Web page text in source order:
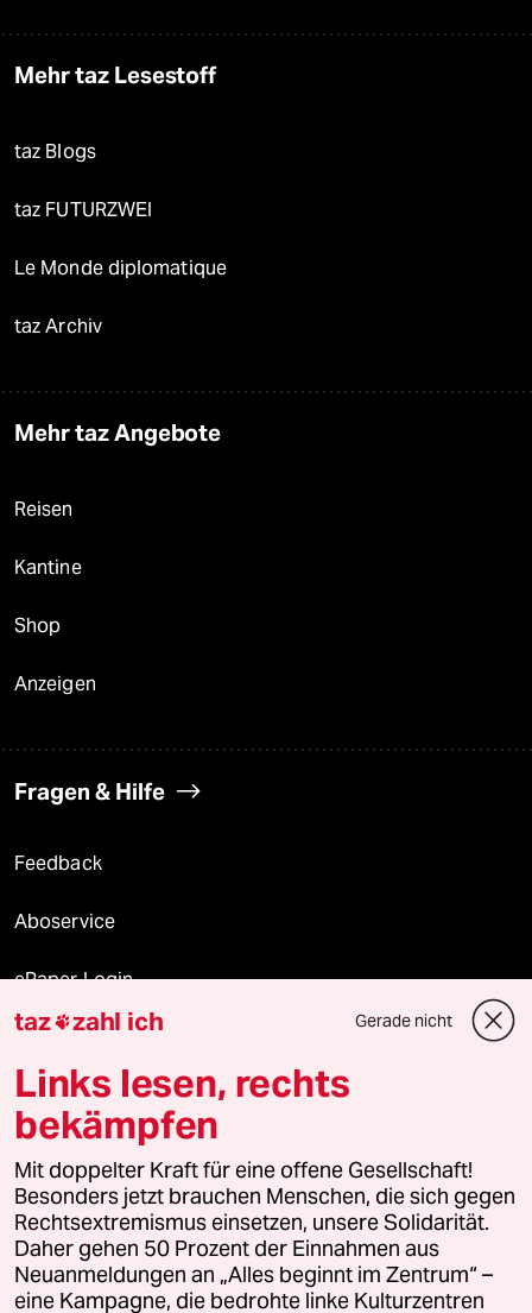
Mehr taz Lesestoff
taz Blogs
taz FUTURZWEI
Le Monde diplomatique
taz Archiv
Mehr taz Angebote
Reisen
Kantine
Shop
Anzeigen
Fragen & Hilfe
Feedback
Aboservice
ePaper Login
Downloads für Abonnierende
© 2026 taz Verlags und Vertriebs GmbH
Alle Rechte vorbehalten. Bei rechtlichen Fragen oder für Genehmigungen
wenden Sie sich bitte an
lizenzen@taz.de
Feedback Redaktionsstatut Kommune-Richtlinien
taz zahl ich Gerade nicht
Links lesen, rechts
bekämpfen
Mit doppelter Kraft für eine offene Gesellschaft!
Besonders jetzt brauchen Menschen, die sich gegen
Rechtsextremismus einsetzen, unsere Solidarität.
Daher gehen 50 Prozent der Einnahmen aus
Neuanmeldungen an „Alles beginnt im Zentrum“ –
eine Kampagne, die bedrohte linke Kulturzentren